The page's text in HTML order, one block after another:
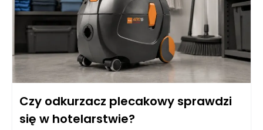
Czy odkurzacz plecakowy sprawdzi
się w hotelarstwie?